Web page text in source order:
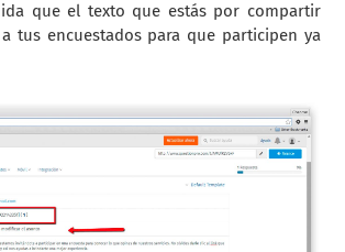
que el texto que estás por compartir
tus encuestados para que participen ya